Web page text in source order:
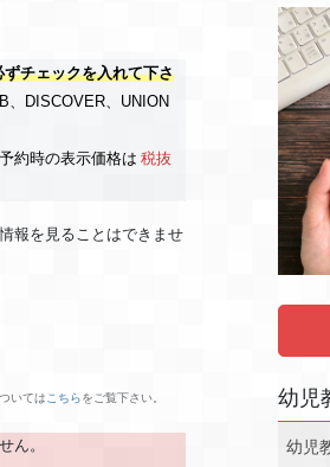
ずチェックを入れて下さ
、DISCOVER、UNION
約時の表示価格は 税抜
報を見ることはできませ
いては こちらをご覧下さい。
ん。
幼児
幼児